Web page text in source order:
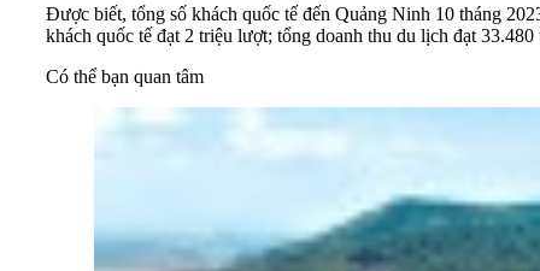
Được biết, tổng số khách quốc tế đến Quảng Ninh 10 tháng
khách quốc tế đạt 2 triệu lượt; tổng doanh thu du lịch đạt
Có thể bạn quan tâm